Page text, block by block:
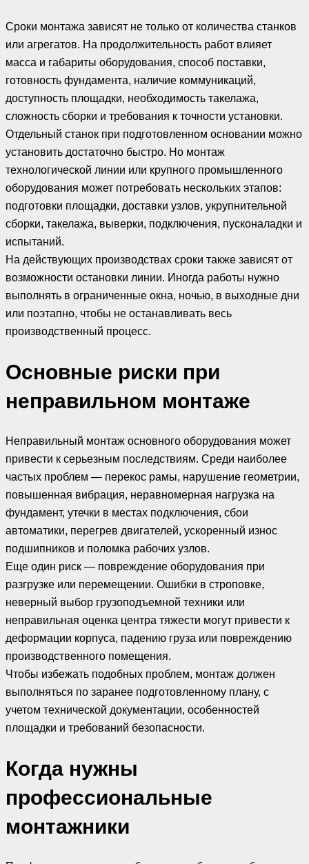
Сроки монтажа зависят не только от количества станков
или агрегатов. На продолжительность работ влияет
масса и габариты оборудования, способ поставки,
готовность фундамента, наличие коммуникаций,
доступность площадки, необходимость такелажа,
сложность сборки и требования к точности установки.
Отдельный станок при подготовленном основании можно
установить достаточно быстро. Но монтаж
технологической линии или крупного промышленного
оборудования может потребовать нескольких этапов:
подготовки площадки, доставки узлов, укрупнительной
сборки, такелажа, выверки, подключения, пусконаладки и
испытаний.
На действующих производствах сроки также зависят от
возможности остановки линии. Иногда работы нужно
выполнять в ограниченные окна, ночью, в выходные дни
или поэтапно, чтобы не останавливать весь
производственный процесс.
Основные риски при
неправильном монтаже
Неправильный монтаж основного оборудования может
привести к серьезным последствиям. Среди наиболее
частых проблем — перекос рамы, нарушение геометрии,
повышенная вибрация, неравномерная нагрузка на
фундамент, утечки в местах подключения, сбои
автоматики, перегрев двигателей, ускоренный износ
подшипников и поломка рабочих узлов.
Еще один риск — повреждение оборудования при
разгрузке или перемещении. Ошибки в строповке,
неверный выбор грузоподъемной техники или
неправильная оценка центра тяжести могут привести к
деформации корпуса, падению груза или повреждению
производственного помещения.
Чтобы избежать подобных проблем, монтаж должен
выполняться по заранее подготовленному плану, с
учетом технической документации, особенностей
площадки и требований безопасности.
Когда нужны
профессиональные
монтажники